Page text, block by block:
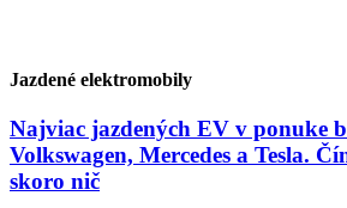
Jazdené elektromobily
Najviac jazdených EV v ponuke
Volkswagen, Mercedes a Tesla.
skoro nič